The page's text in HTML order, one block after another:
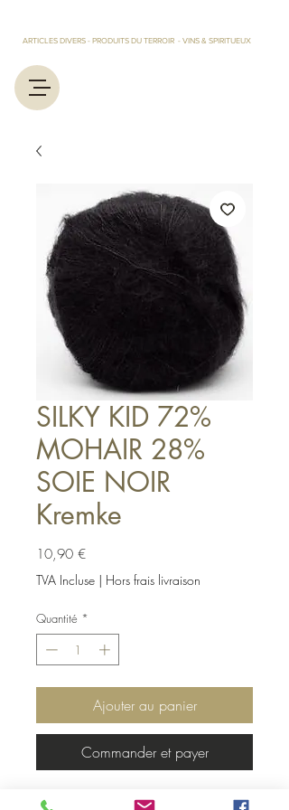
ARTICLES DIVERS - PRODUITS DU TERROIR - VINS & SPIRITUEUX
SILKY KID 72%
MOHAIR 28%
SOIE NOIR
Kremke
10,90 €Prix
TVA Incluse | Hors frais livraison
Quantité *
Ajouter au panier
Commander et payer
SILKY KID NOIR